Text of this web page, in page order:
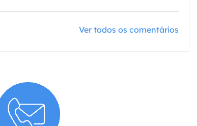
Ver todos os comentários